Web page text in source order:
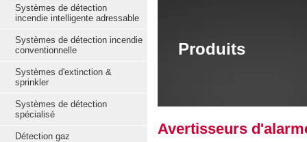
Systèmes de détection
incendie intelligente adressable
Systèmes de détection incendie
conventionnelle
Systèmes d'extinction &
sprinkler
Systèmes de détection
spécialisé
Détection gaz
Produits
Avertisseurs